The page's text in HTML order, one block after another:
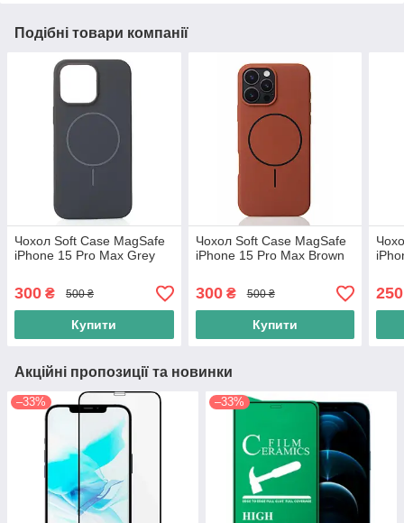
Подібні товари компанії
Чохол Soft Case MagSafe
iPhone 15 Pro Max Grey
300 ₴ 500 ₴
Купити
Чохол Soft Case MagSafe
iPhone 15 Pro Max Brown
300₴ 500 ₴
Купити
250
Акційні пропозиції та новинки
–33% –33%